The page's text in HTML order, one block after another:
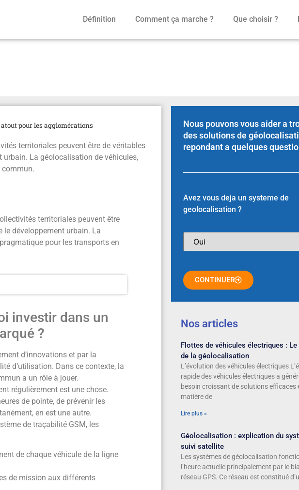
Définition Comment ça marche ? Que choisir ?
pour les agglomérations
territoriales peuvent être de véritables
urbain. La géolocalisation de véhicules,
commun.
territoriales peuvent être
le développement urbain. La
pour les transports en
investir dans un
?
d’innovations et par la
d’utilisation. Dans ce contexte, la
a un rôle à jouer.
régulièrement est une chose.
de pointe, de prévenir les
en est une autre.
de traçabilité GSM, les
de chaque véhicule de la ligne
de mission aux différents
Nous pouvons vous aider a
des solutions de
repondant a quelques
Avez vous deja un systeme de
geolocalisation ?
CONTINUER
Nos articles
Flottes de véhicules électriques :
de la géolocalisation
L’évolution des véhicules électriques
rapide des véhicules électriques a
besoin croissant de solutions efficaces
matière de
Lire plus »
Géolocalisation : explication du
suivi satellite
Les systèmes de géolocalisation
l’heure actuelle principalement par le
réseau GPS. Ce réseau est constitué